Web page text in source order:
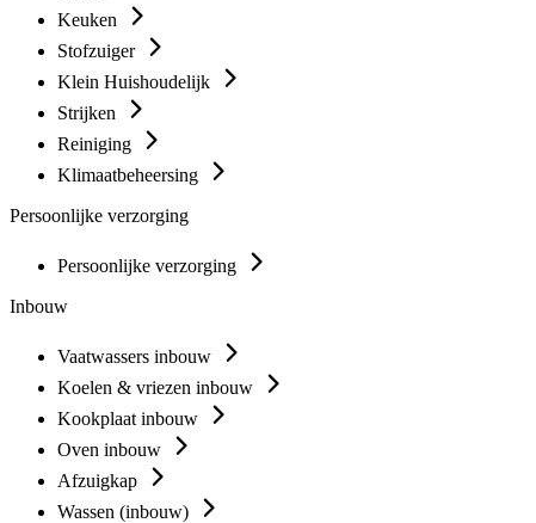
Keuken
Stofzuiger
Klein Huishoudelijk
Strijken
Reiniging
Klimaatbeheersing
Persoonlijke verzorging
Persoonlijke verzorging
Inbouw
Vaatwassers inbouw
Koelen & vriezen inbouw
Kookplaat inbouw
Oven inbouw
Afzuigkap
Wassen (inbouw)